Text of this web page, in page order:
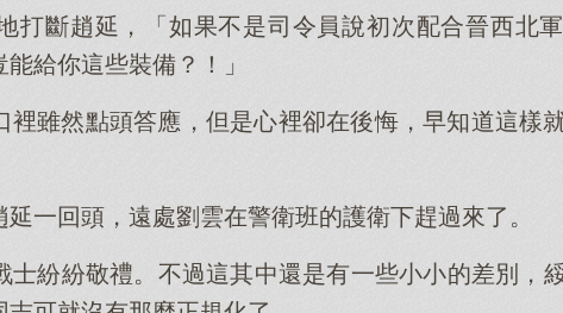
打斷趙延，「如果不是司令員說初次配合晉西北
給你這些裝備？！」
雖然點頭答應，但是心裡卻在後悔，早知道這樣
一回頭，遠處劉雲在警衛班的護衛下趕過來了。
士紛紛敬禮。不過這其中還是有一些小小的差別，